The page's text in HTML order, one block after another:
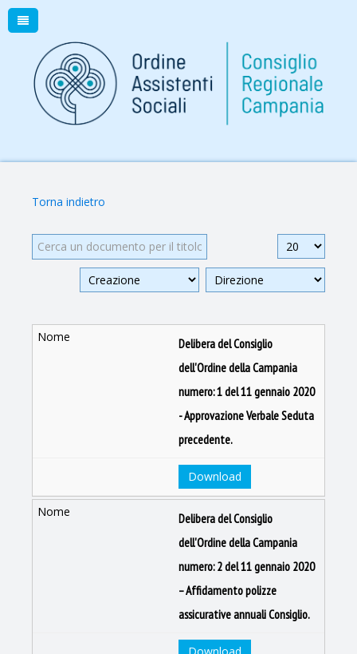
Torna indietro
Sospeso Cerca un documento
Visualizza
n.
Delibera del Consiglio
dell'Ordine della Campania
numero: 1 del 11 gennaio 2020
- Approvazione Verbale Seduta
precedente.
Download
Delibera del Consiglio
dell'Ordine della Campania
numero: 2 del 11 gennaio 2020
– Affidamento polizze
assicurative annuali Consiglio.